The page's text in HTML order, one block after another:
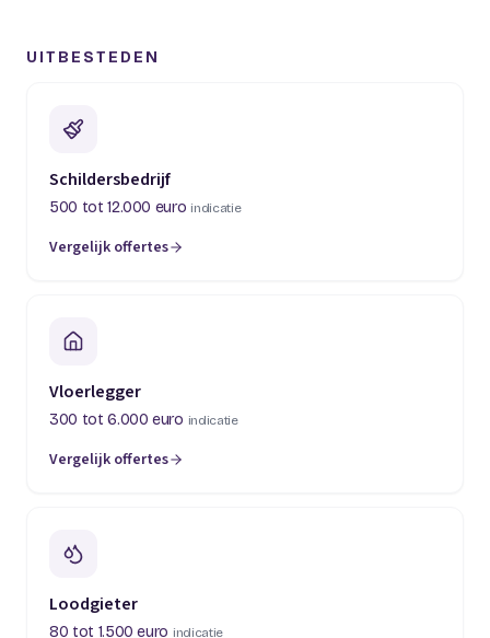
UITBESTEDEN
Schildersbedrijf
500 tot 12.000 euro indicatie
Vergelijk offertes
(opent in een nieuw tabblad)
Vloerlegger
300 tot 6.000 euro indicatie
Vergelijk offertes
(opent in een nieuw tabblad)
Loodgieter
80 tot 1.500 euro indicatie